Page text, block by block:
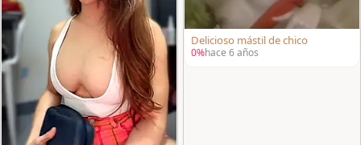
Delicioso mástil de chico
0%hace 6 años